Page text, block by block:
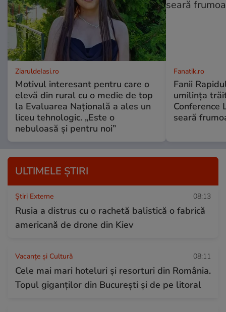
ZiaruldeIasi.ro
Motivul interesant pentru care o
elevă din rural cu o medie de top
la Evaluarea Națională a ales un
liceu tehnologic. „Este o
nebuloasă și pentru noi”
Fanatik.ro
Fanii
umilința
Conference
seară
ULTIMELE ȘTIRI
Știri Externe 08:13
Rusia a distrus cu o rachetă balistică o fabrică
americană de drone din Kiev
Vacanțe și Cultură 08:11
Cele mai mari hoteluri și resorturi din România.
Topul giganților din București și de pe litoral